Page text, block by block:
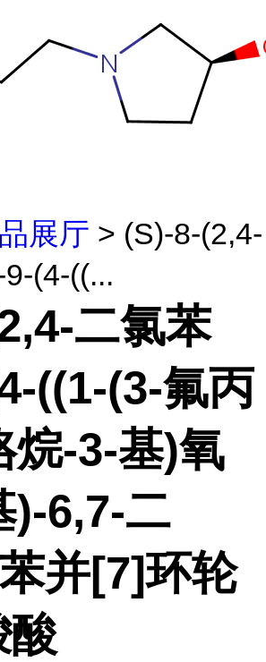
展厅 > (S)-8-(2,4-
(4-((...
二氯苯
((1-(3-氟丙
烷-3-基)氧
)-6,7-二
并[7]环轮
酸